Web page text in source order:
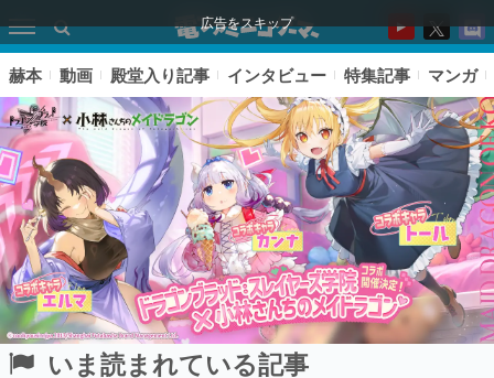
広告をスキップ
赫本 動画 殿堂入り記事 インタビュー 特集記事 マンガ
いま読まれている記事